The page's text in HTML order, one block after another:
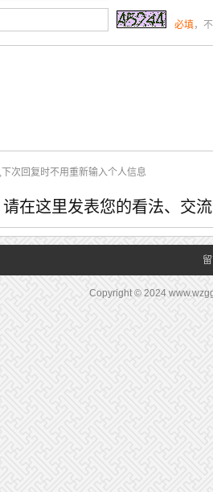
必填，
次回复时不用重新输入个人信息
在这里发表您的看法、交
Copyright © 2024